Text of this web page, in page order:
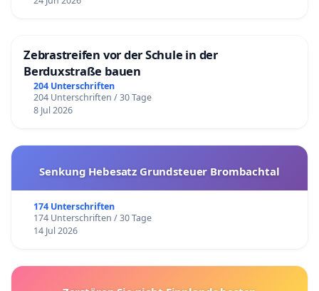
Zebrastreifen vor der Schule in der
Berduxstraße bauen
204 Unterschriften
204 Unterschriften / 30 Tage
8 Jul 2026
Senkung Hebesatz Grundsteuer Brombachtal
174 Unterschriften
174 Unterschriften / 30 Tage
14 Jul 2026